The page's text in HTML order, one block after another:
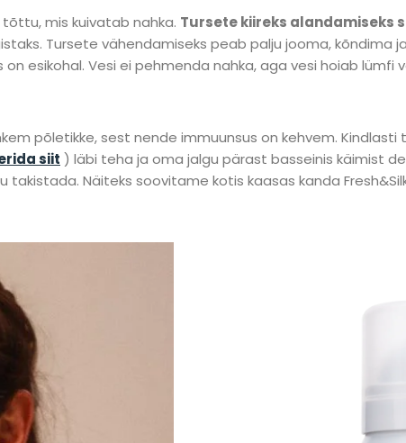
mis kuivatab nahka. Tursete kiireks alandamiseks
Tursete vähendamiseks peab palju jooma, kõndima
esikohal. Vesi ei pehmenda nahka, aga vesi hoiab lümfi
põletikke, sest nende immuunsus on kehvem.
siit ) läbi teha ja oma jalgu pärast basseinis käimist
Näiteks soovitame kotis kaasas kanda